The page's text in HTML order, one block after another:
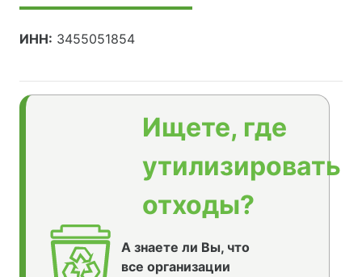
ИНН: 3455051854
Ищете, где
утилизировать
отходы?
А знаете ли Вы, что
все организации